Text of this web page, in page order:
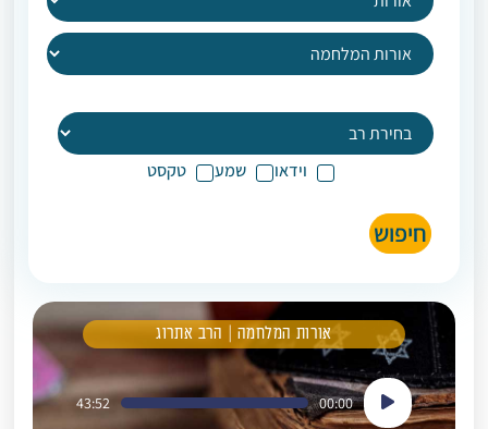
וידאו שמע טקסט
חיפוש
אורות המלחמה | הרב אתרוג
נגן
אודיו
00:00
43:52